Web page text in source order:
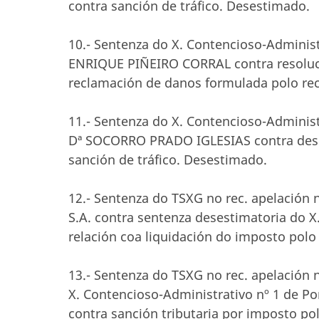
contra sanción de tráfico. Desestimado.
10.- Sentenza do X. Contencioso-
ENRIQUE PIÑEIRO CORRAL contra
reclamación de danos formulada polo
11.- Sentenza do X. Contencioso-
Dª SOCORRO PRADO IGLESIAS contra
sanción de tráfico. Desestimado.
12.- Sentenza do TSXG no rec. apelación
S.A. contra sentenza desestimatoria do
relación coa liquidación do imposto
13.- Sentenza do TSXG no rec.
X. Contencioso-Administrativo nº 1 de
contra sanción tributaria por imposto